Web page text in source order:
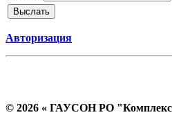
Авторизация
© 2026 « ГАУСОН РО